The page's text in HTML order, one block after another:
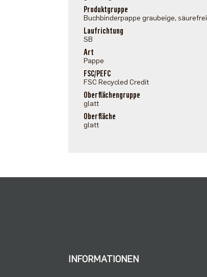
Produktgruppe
Buchbinderpappe graubeige, säurefrei
Laufrichtung
SB
Art
Pappe
FSC/PEFC
FSC Recycled Credit
Oberflächengruppe
glatt
Oberfläche
glatt
INFORMATIONEN